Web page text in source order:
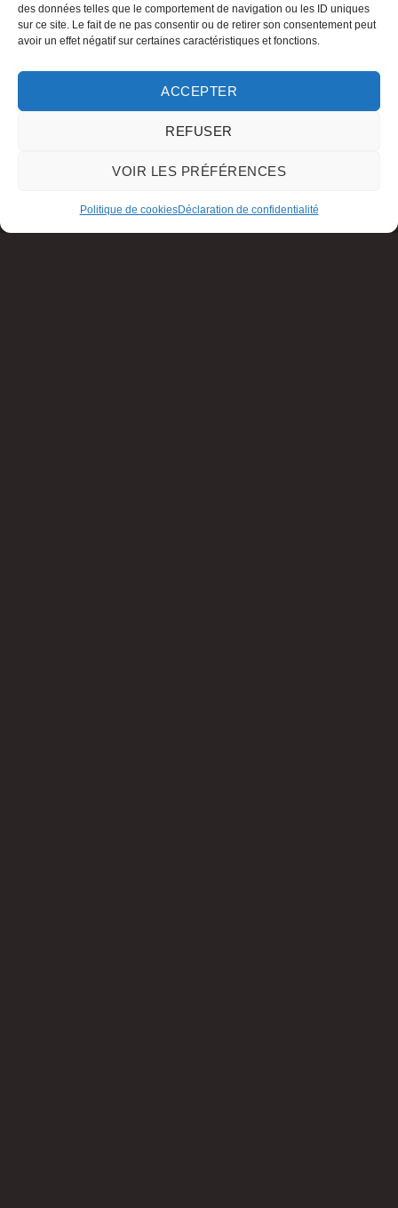
des données telles que le comportement de navigation ou les ID uniques
sur ce site. Le fait de ne pas consentir ou de retirer son consentement peut
avoir un effet négatif sur certaines caractéristiques et fonctions.
ACCEPTER
REFUSER
VOIR LES PRÉFÉRENCES
Politique de cookiesDéclaration de confidentialité